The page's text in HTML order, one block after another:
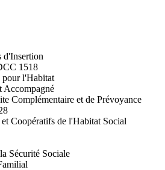
d'Insertion
1518
pour l'Habitat
Accompagné
Complémentaire et de Prévoyance
Coopératifs de l'Habitat Social
Sécurité Sociale